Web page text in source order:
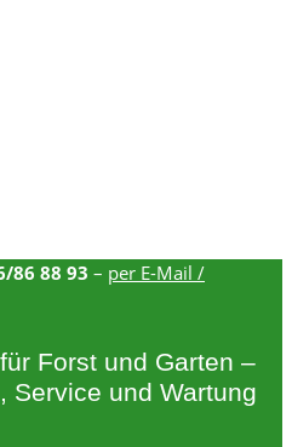
86 88 93 – per E-Mail /
Forst und Garten –
Service und Wartung